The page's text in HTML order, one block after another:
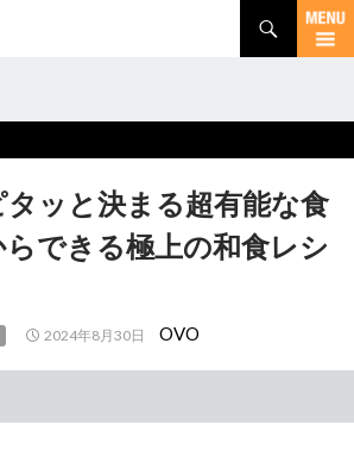
ッと決まる超有能な食
できる極上の和食レシ
2024年8月30日 OVO